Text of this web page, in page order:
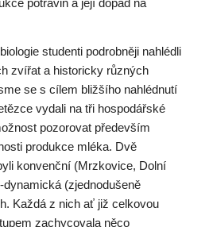
studenti podrobněji nahlédli
zvířat a historicky různých
se s cílem bližšího nahlédnutí
vydali na tři hospodářské
pozorovat především
produkce mléka. Dvě
konvenční (Mrzkovice, Dolní
dynamická (zjednodušeně
Každá z nich ať již celkovou
zachycovala něco